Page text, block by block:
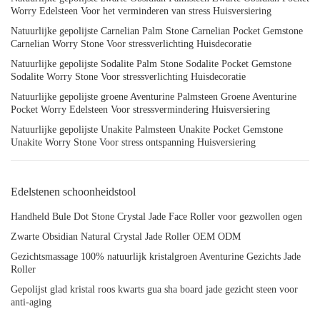
Worry Edelsteen Voor het verminderen van stress Huisversiering
Natuurlijke gepolijste Carnelian Palm Stone Carnelian Pocket Gemstone
Carnelian Worry Stone Voor stressverlichting Huisdecoratie
Natuurlijke gepolijste Sodalite Palm Stone Sodalite Pocket Gemstone
Sodalite Worry Stone Voor stressverlichting Huisdecoratie
Natuurlijke gepolijste groene Aventurine Palmsteen Groene Aventurine
Pocket Worry Edelsteen Voor stressvermindering Huisversiering
Natuurlijke gepolijste Unakite Palmsteen Unakite Pocket Gemstone
Unakite Worry Stone Voor stress ontspanning Huisversiering
Edelstenen schoonheidstool
Handheld Bule Dot Stone Crystal Jade Face Roller voor gezwollen ogen
Zwarte Obsidian Natural Crystal Jade Roller OEM ODM
Gezichtsmassage 100% natuurlijk kristalgroen Aventurine Gezichts Jade
Roller
Gepolijst glad kristal roos kwarts gua sha board jade gezicht steen voor
anti-aging